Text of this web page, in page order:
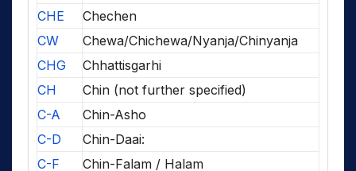
CHE
Chechen
CW
Chewa/Chichewa/Nyanja/Chinyanja
CHG
Chhattisgarhi
CH
Chin (not further specified)
C-A
Chin-Asho
C-D
Chin-Daai:
C-F
Chin-Falam / Halam